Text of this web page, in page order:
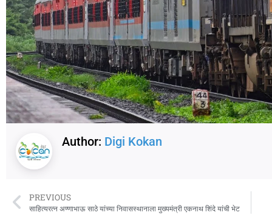
Author: Digi Kokan
PREVIOUS
साहित्यरत्न अण्णाभाऊ साठे यांच्या निवासस्थानाला मुख्यमंत्री एकनाथ शिंदे यांची भेट